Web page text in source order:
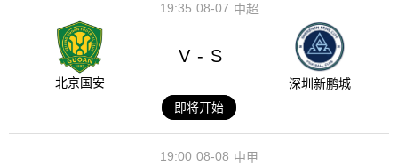
08-07
19:35 中超
北京国安
V - S
深圳新鹏城
即将开始
08-08
19:00 中甲